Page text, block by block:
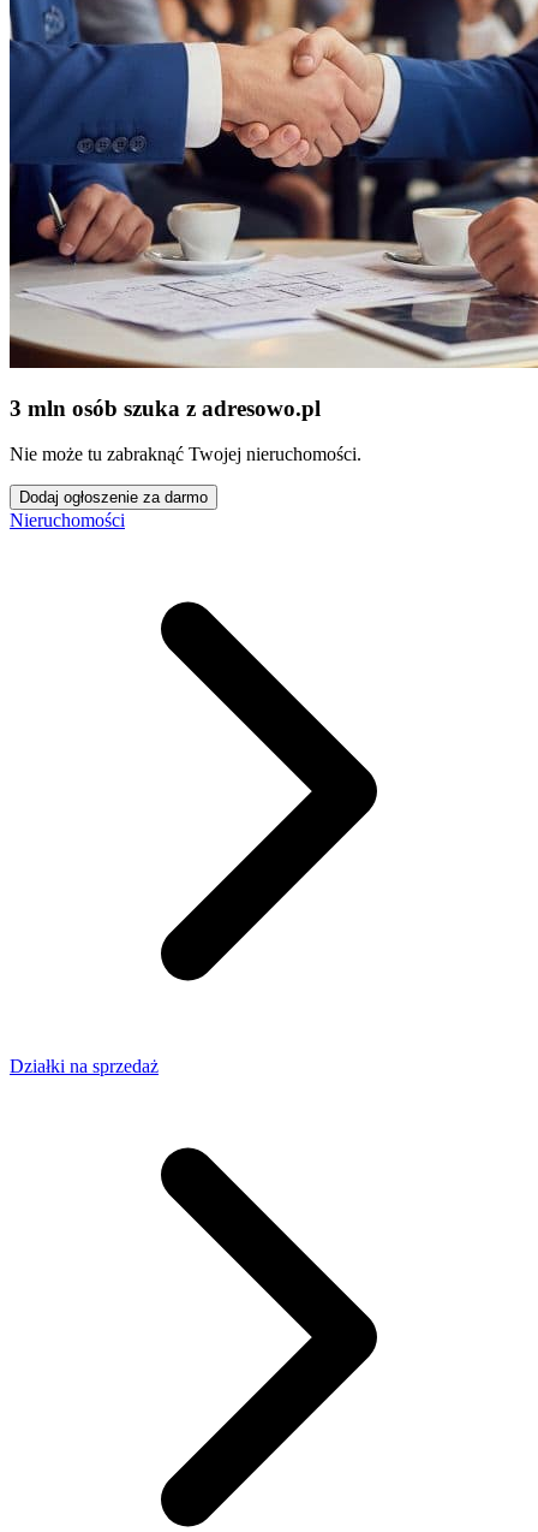
3 mln osób szuka z adresowo.pl
Nie może tu zabraknąć Twojej nieruchomości.
Dodaj ogłoszenie za darmo
Nieruchomości
Działki na sprzedaż